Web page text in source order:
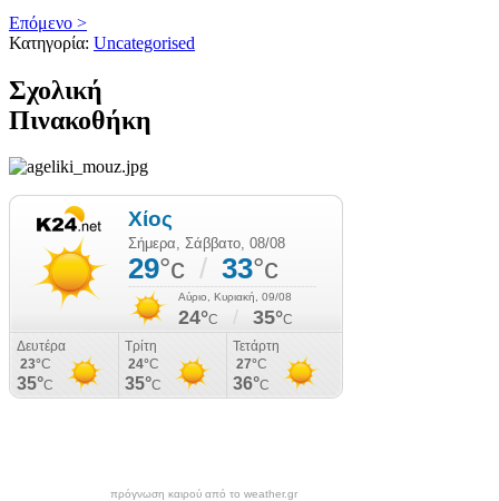
Επόμενο >
Κατηγορία: Uncategorised
Σχολική
Πινακοθήκη
πρόγνωση καιρού από το weather.gr